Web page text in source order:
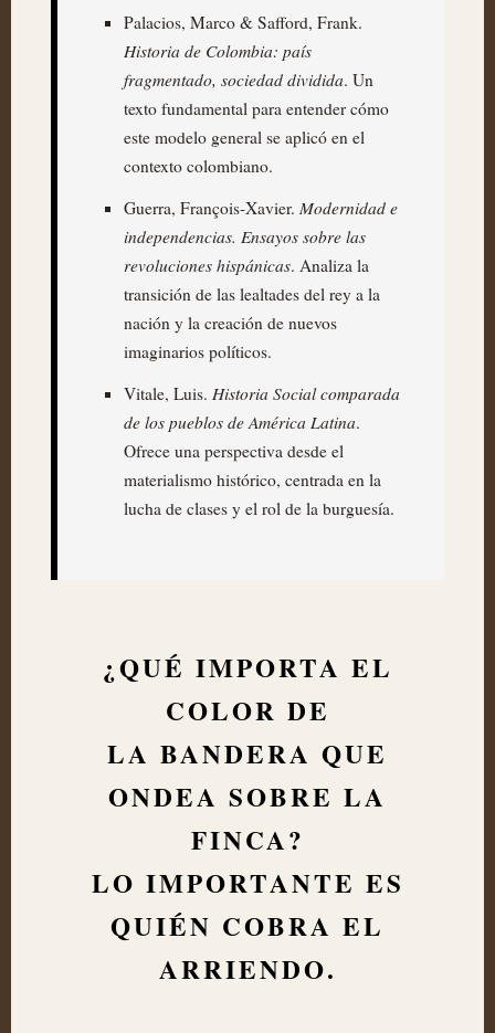
Palacios, Marco & Safford, Frank.
Historia de Colombia: país
fragmentado, sociedad dividida. Un
texto fundamental para entender cómo
este modelo general se aplicó en el
contexto colombiano.
Guerra, François-Xavier. Modernidad e
independencias. Ensayos sobre las
revoluciones hispánicas. Analiza la
transición de las lealtades del rey a la
nación y la creación de nuevos
imaginarios políticos.
Vitale, Luis. Historia Social comparada
de los pueblos de América Latina.
Ofrece una perspectiva desde el
materialismo histórico, centrada en la
lucha de clases y el rol de la burguesía.
¿QUÉ IMPORTA EL
COLOR DE
LA BANDERA QUE
ONDEA SOBRE LA
FINCA?
LO IMPORTANTE ES
QUIÉN COBRA EL
ARRIENDO.